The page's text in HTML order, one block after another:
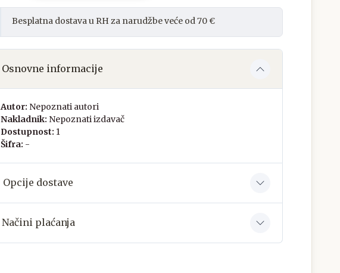
Besplatna dostava u RH za narudžbe veće od 70 €
Osnovne informacije
Autor: Nepoznati autori
Nakladnik: Nepoznati izdavač
Dostupnost: 1
Šifra: -
Opcije dostave
Načini plaćanja